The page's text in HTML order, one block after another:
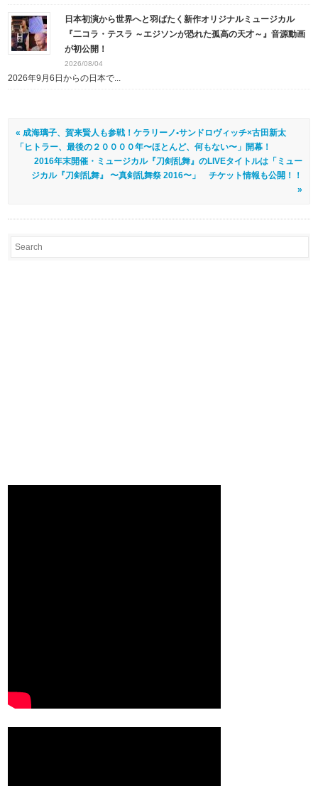
日本初演から世界へと羽ばたく新作オリジナルミュージカル
『二コラ・テスラ ～エジソンが恐れた孤高の天才～』音源動画
が初公開！
2026/08/04
2026年9月6日からの日本で...
« 成海璃子、賀来賢人も参戦！ケラリーノ•サンドロヴィッチ×古田新太
「ヒトラー、最後の２００００年〜ほとんど、何もない〜」開幕！
2016年末開催・ミュージカル『刀剣乱舞』のLIVEタイトルは「ミュー
ジカル『刀剣乱舞』 〜真剣乱舞祭 2016〜」 チケット情報も公開！！
»